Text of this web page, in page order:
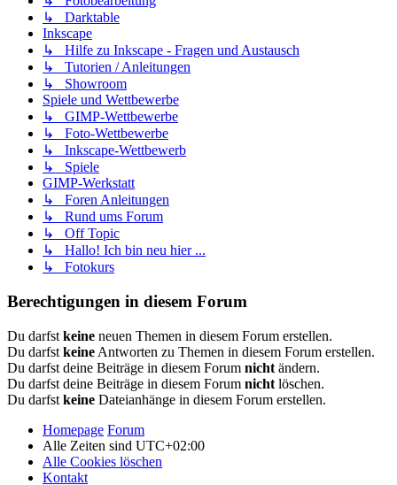
↳ Darktable
Inkscape
↳ Hilfe zu Inkscape - Fragen und Austausch
↳ Tutorien / Anleitungen
↳ Showroom
Spiele und Wettbewerbe
↳ GIMP-Wettbewerbe
↳ Foto-Wettbewerbe
↳ Inkscape-Wettbewerb
↳ Spiele
GIMP-Werkstatt
↳ Foren Anleitungen
↳ Rund ums Forum
↳ Off Topic
↳ Hallo! Ich bin neu hier ...
↳ Fotokurs
Berechtigungen in diesem Forum
Du darfst keine neuen Themen in diesem Forum erstellen.
Du darfst keine Antworten zu Themen in diesem Forum erstellen.
Du darfst deine Beiträge in diesem Forum nicht ändern.
Du darfst deine Beiträge in diesem Forum nicht löschen.
Du darfst keine Dateianhänge in diesem Forum erstellen.
Homepage Forum
Alle Zeiten sind UTC+02:00
Alle Cookies löschen
Kontakt